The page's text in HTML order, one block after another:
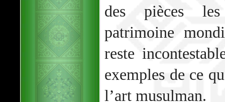
des pièces
patrimoine
reste
exemples de ce
l’art musulman.